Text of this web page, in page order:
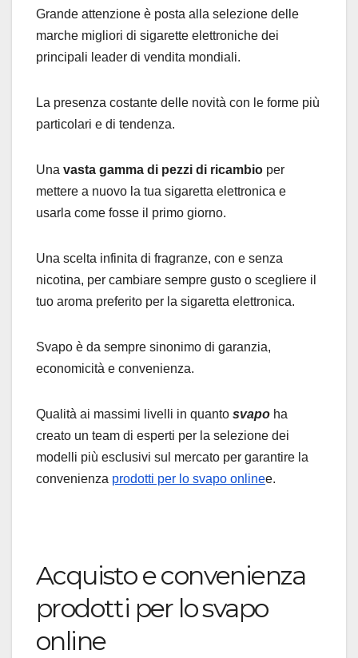
Grande attenzione è posta alla selezione delle
marche migliori di sigarette elettroniche dei
principali leader di vendita mondiali.
La presenza costante delle novità con le forme più
particolari e di tendenza.
Una vasta gamma di pezzi di ricambio per
mettere a nuovo la tua sigaretta elettronica e
usarla come fosse il primo giorno.
Una scelta infinita di fragranze, con e senza
nicotina, per cambiare sempre gusto o scegliere il
tuo aroma preferito per la sigaretta elettronica.
Svapo è da sempre sinonimo di garanzia,
economicità e convenienza.
Qualità ai massimi livelli in quanto svapo ha
creato un team di esperti per la selezione dei
modelli più esclusivi sul mercato per garantire la
convenienza prodotti per lo svapo onlinee.
Acquisto e convenienza
prodotti per lo svapo
online